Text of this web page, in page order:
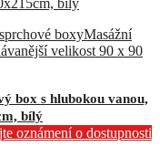
boxyMasážní
velikost 90 x 90
box s hlubokou vanou,
bílý
oznámení o dostupnosti